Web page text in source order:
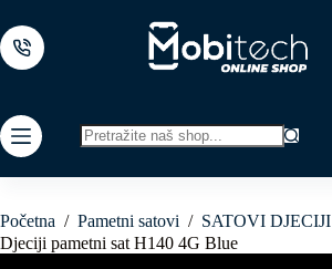
to
content
results
Početna / Pametni satovi / SATOVI DJECIJI
Djeciji pametni sat H140 4G Blue